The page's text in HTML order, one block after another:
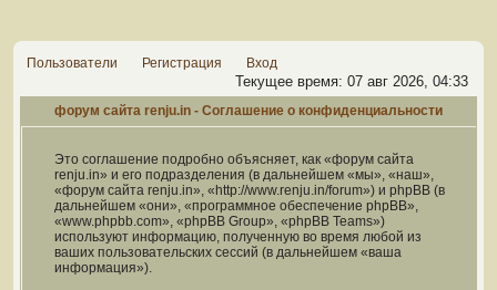
Пользователи Регистрация Вход
Текущее время: 07 авг 2026, 04:33
форум сайта renju.in - Соглашение о конфиденциальности
Это соглашение подробно объясняет, как «форум сайта
renju.in» и его подразделения (в дальнейшем «мы», «наш»,
«форум сайта renju.in», «http://www.renju.in/forum») и phpBB (в
дальнейшем «они», «программное обеспечение phpBB»,
«www.phpbb.com», «phpBB Group», «phpBB Teams»)
используют информацию, полученную во время любой из
ваших пользовательских сессий (в дальнейшем «ваша
информация»).